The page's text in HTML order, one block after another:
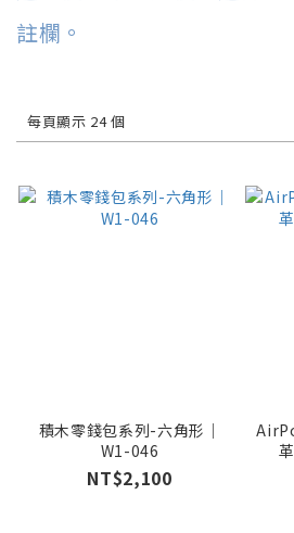
註欄。
每頁顯示 24 個
積木零錢包系列-六角形｜
W1-046
NT$2,100